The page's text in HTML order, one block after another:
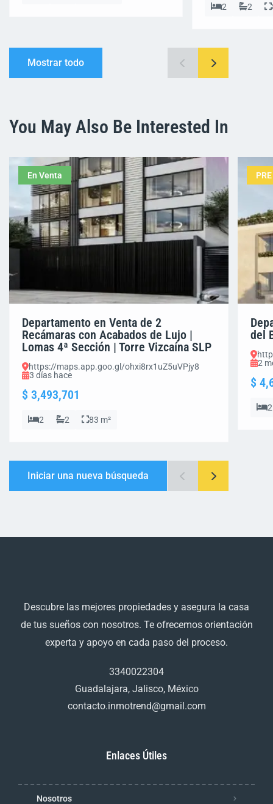
2 2
Mostrar todo
You May Also Be Interested In
En Venta
Departamento en Venta de 2
Recámaras con Acabados de Lujo |
Lomas 4ª Sección | Torre Vizcaína SLP
https://maps.app.goo.gl/ohxi8rx1uZ5uVPjy8
3 días hace
$ 3,493,701
2 2 83 m²
del
2
$
2
Iniciar una nueva búsqueda
Descubre las mejores propiedades y asegura la casa
de tus sueños con nosotros. Te ofrecemos orientación
experta y apoyo en cada paso del proceso.
3340022304
Guadalajara, Jalisco, México
contacto.inmotrend@gmail.com
Enlaces Útiles
Nosotros